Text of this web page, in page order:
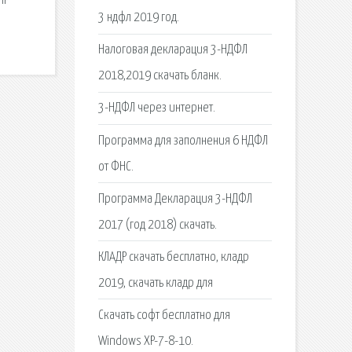
3 ндфл 2019 год.
Налоговая декларация 3-НДФЛ
2018,2019 скачать бланк.
3-НДФЛ через интернет.
Программа для заполнения 6 НДФЛ
от ФНС.
Программа Декларация 3-НДФЛ
2017 (год 2018) скачать.
КЛАДР скачать бесплатно, кладр
2019, скачать кладр для
Скачать софт бесплатно для
Windows XP-7-8-10.